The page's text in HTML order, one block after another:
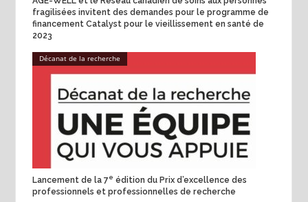
fragilisées invitent des demandes pour le programme de
financement Catalyst pour le vieillissement en santé de
2023
Décanat de la recherche
Lancement de la 7e édition du Prix d’excellence des
professionnels et professionnelles de recherche